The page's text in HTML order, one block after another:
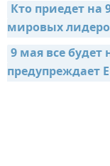
Кто приедет на
мировых
9 мая все
предупреждает